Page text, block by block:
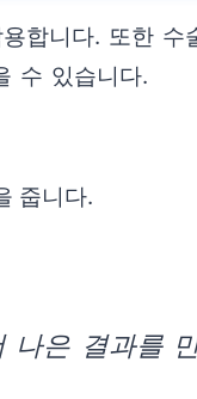
합니다. 또한 수
수 있습니다.
줍니다.
은 결과를